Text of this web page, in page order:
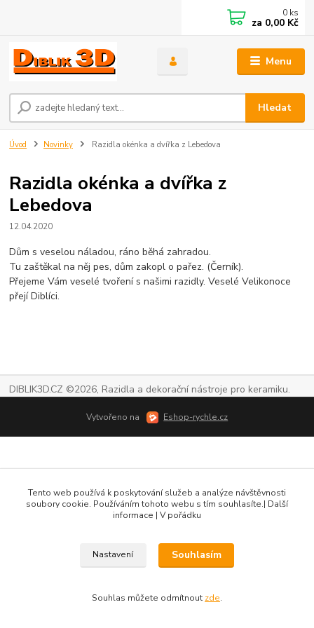
Menu
Hledat
0 ks
za 0,00 Kč
Úvod Novinky Razidla okénka a dvířka z Lebedova
Razidla okénka a dvířka z
Lebedova
12.04.2020
Dům s veselou náladou, ráno běhá zahradou.
Tu zaštěkal na něj pes, dům zakopl o pařez. (Černík).
Přejeme Vám veselé tvoření s našimi razidly. Veselé Velikonoce
přejí Diblíci.
DIBLIK3D.CZ ©2026, Razidla a dekorační nástroje pro keramiku.
Vytvořeno na Eshop-rychle.cz
Tento web používá k poskytování služeb a analýze návštěvnosti
soubory cookie. Používáním tohoto webu s tím souhlasíte.| Další
informace | V pořádku
Nastavení Souhlasím
Souhlas můžete odmítnout zde.